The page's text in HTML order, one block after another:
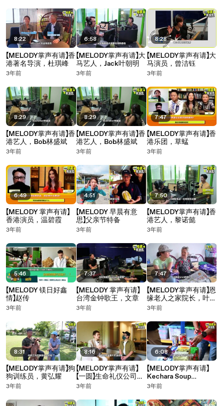
8:22
【MELODY掌声有请】香
港著名导演，杜琪峰
3年前
8:29
【MELODY掌声有请】香
港艺人，Bob林盛斌
3年前
6:49
【MELODY 掌声有请】
香港演员，温碧霞
3年前
5:46
【MELODY 镁日好鑫
情】赵传
3年前
8:31
【MELODY掌声有请】狗
狗训练员，黄弘耀
3年前
6:58
【MELODY掌声有请】大
马艺人，Jack叶朝明
3年前
8:29
【MELODY掌声有请】香
港艺人，Bob林盛斌
3年前
4:51
【MELODY 早晨有意
思】父亲节特备
3年前
7:37
【MELODY 掌声有请】
台湾金钟歌王，文章
3年前
8:16
【MELODY掌声有请】
【一圆】生命礼仪公司创
办人，陈勇丰
3年前
8:28
【MELODY掌声有请】大
马演员，曾洁钰
3年前
7:47
【MELODY掌声有请】香
港乐团，草蜢
3年前
7:50
【MELODY掌声有请】香
港艺人，黎诺懿
3年前
7:47
【MELODY掌声有请】恩
缘老人之家院长，叶伟
伦
3年前
6:08
【MELODY掌声有请】
Kechara Soup
Kitchen负责人，
3年前